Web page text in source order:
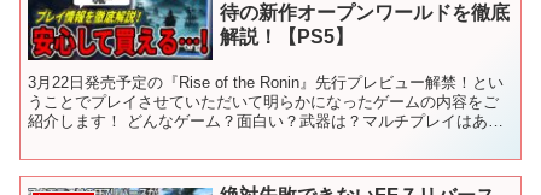
待の新作オープンワールドを徹底
解説！【PS5】
3月22日発売予定の『Rise of the Ronin』先行プレビュー解禁！とい
うことでプレイさせていただいて明らかになったゲームの内容をご
紹介します！ どんなゲーム？面白い？武器は？マルチプレイはあ